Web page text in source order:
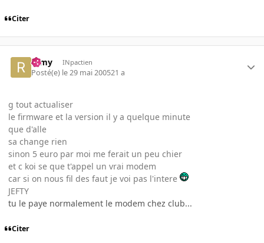
Citer
ramy INpactien
Posté(e) le 29 mai 200521 a
g tout actualiser
le firmware et la version il y a quelque minute
que d'alle
sa change rien
sinon 5 euro par moi me ferait un peu chier
et c koi se que t'appel un vrai modem
car si on nous fil des faut je voi pas l'intere
JEFTY
tu le paye normalement le modem chez club...
Citer